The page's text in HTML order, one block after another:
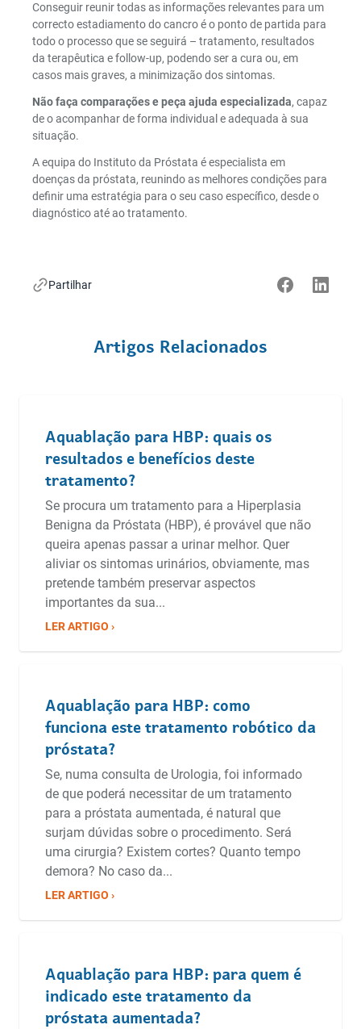
Partilhar
Conseguir reunir todas as informações relevantes para um
correcto estadiamento do cancro é o ponto de partida para
todo o processo que se seguirá – tratamento, resultados
da terapêutica e follow-up, podendo ser a cura ou, em
casos mais graves, a minimização dos sintomas.
Não faça comparações e peça ajuda especializada, capaz
de o acompanhar de forma individual e adequada à sua
situação.
A equipa do Instituto da Próstata é especialista em
doenças da próstata, reunindo as melhores condições para
definir uma estratégia para o seu caso específico, desde o
diagnóstico até ao tratamento.
Artigos Relacionados
Aquablação para HBP: quais os
resultados e benefícios deste
tratamento?
Se procura um tratamento para a Hiperplasia
Benigna da Próstata (HBP), é provável que não
queira apenas passar a urinar melhor. Quer
aliviar os sintomas urinários, obviamente, mas
pretende também preservar aspectos
importantes da sua...
LER ARTIGO ›
Aquablação para HBP: como
funciona este tratamento robótico da
próstata?
Se, numa consulta de Urologia, foi informado
de que poderá necessitar de um tratamento
para a próstata aumentada, é natural que
surjam dúvidas sobre o procedimento. Será
uma cirurgia? Existem cortes? Quanto tempo
demora? No caso da...
LER ARTIGO ›
Aquablação para HBP: para quem é
indicado este tratamento da
próstata aumentada?